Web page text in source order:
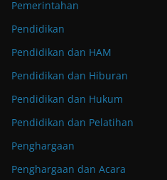
Pemerintahan
Pendidikan
Pendidikan dan HAM
Pendidikan dan Hiburan
Pendidikan dan Hukum
Pendidikan dan Pelatihan
Penghargaan
Penghargaan dan Acara